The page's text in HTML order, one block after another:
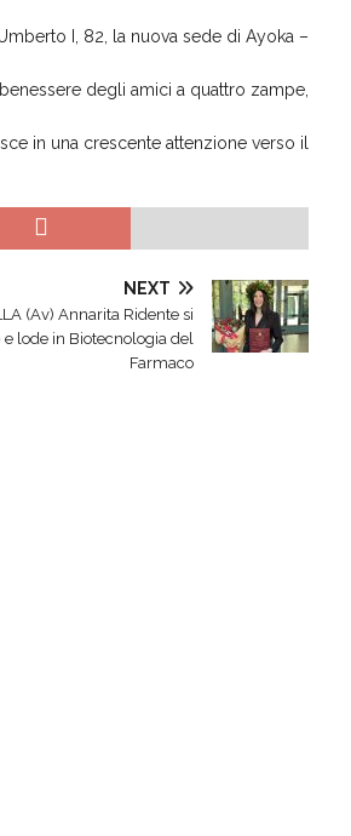
I, 82, la nuova sede di Ayoka –
degli amici a quattro zampe,
in una crescente attenzione verso il
NEXT
(Av) Annarita Ridente si
e lode in Biotecnologia del
Farmaco